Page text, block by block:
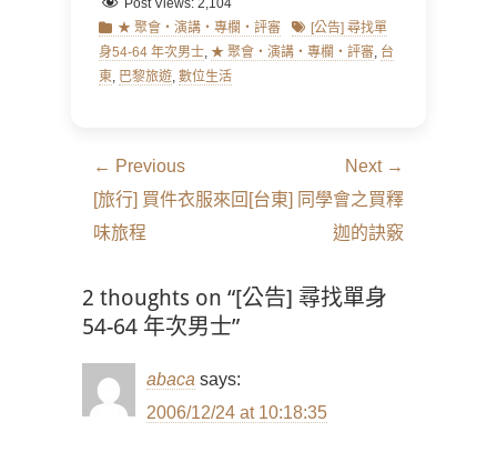
Post Views: 2,104
Categories
★ 聚會‧演講‧專欄‧評審 Tags[公告] 尋找單
身54-64 年次男士, ★ 聚會‧演講‧專欄‧評審, 台
東, 巴黎旅遊, 數位生活
文
章
導
覽
← Previous
Previous
post:
[旅行] 買件衣服來回
味旅程
Next →
Next
[台東] 同學會之買釋
迦的訣竅
2 thoughts on “[公告] 尋找單身
54-64 年次男士”
abaca says:
2006/12/24 at 10:18:35